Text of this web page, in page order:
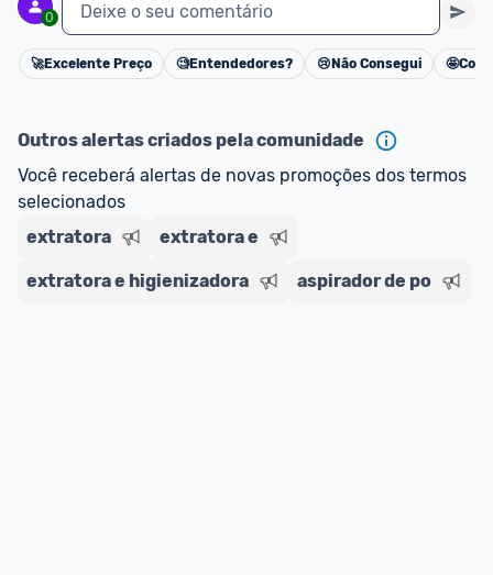
0 Deixe o seu comentário
Cancelar
🚀Excelente Preço 🧐Entendedores? 😢 Não Consegui 🤩
Outros alertas criados pela comunidade
Você receberá alertas de novas promoções dos termos
selecionados
extratora
extratora e
extratora e higienizadora aspirador de po